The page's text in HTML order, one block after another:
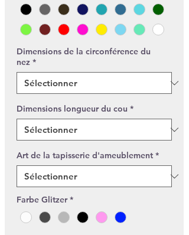
Dimensions de la circonférence du
nez *
Dimensions longueur du cou *
Art de la tapisserie d'ameublement *
Farbe Glitzer *